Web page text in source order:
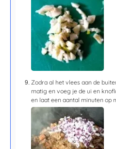
Zodra al het vlees aan de
matig en voeg je de ui en
en laat eenaantal minutenop